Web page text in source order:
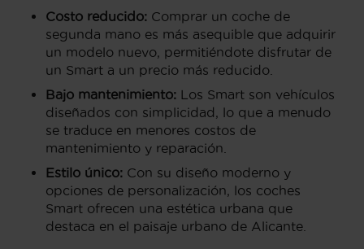
Costo reducido: Comprar un coche de
segunda mano es más asequible que adquirir
un modelo nuevo, permitiéndote disfrutar de
un Smart a un precio más reducido.
Bajo mantenimiento: Los Smart son vehículos
diseñados con simplicidad, lo que a menudo
se traduce en menores costos de
mantenimiento y reparación.
Estilo único: Con su diseño moderno y
opciones de personalización, los coches
Smart ofrecen una estética urbana que
destaca en el paisaje urbano de Alicante.